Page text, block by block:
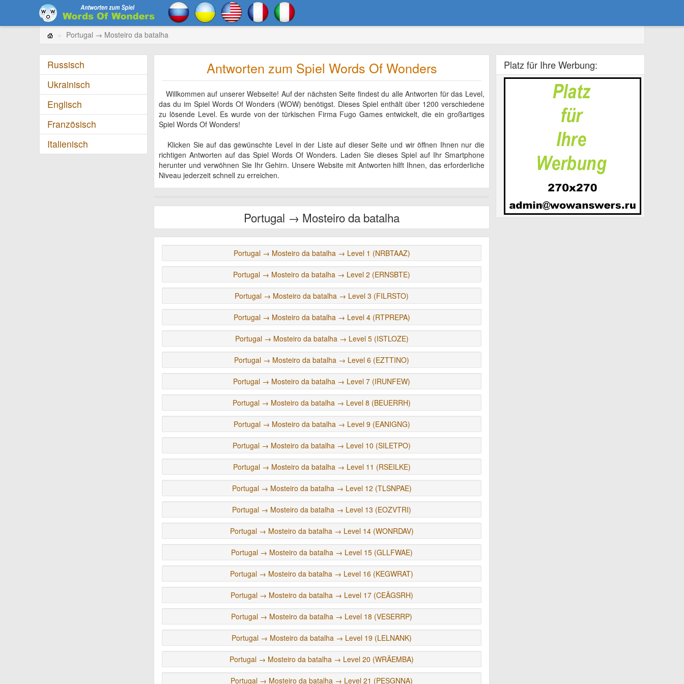
Portugal → Mosteiro da batalha
Antworten zum Spiel Words Of Wonders
Willkommen auf unserer Webseite! Auf der nächsten Seite findest du alle Antworten für das Level,
das du im Spiel Words Of Wonders (WOW) benötigst. Dieses Spiel enthält über 1200 verschiedene
zu lösende Level. Es wurde von der türkischen Firma Fugo Games entwickelt, die ein großartiges
Spiel Words Of Wonders!
Klicken Sie auf das gewünschte Level in der Liste auf dieser Seite und wir öffnen Ihnen nur die
richtigen Antworten auf das Spiel Words Of Wonders. Laden Sie dieses Spiel auf Ihr Smartphone
herunter und verwöhnen Sie Ihr Gehirn. Unsere Website mit Antworten hilft Ihnen, das erforderliche
Niveau jederzeit schnell zu erreichen.
Portugal → Mosteiro da batalha
Portugal → Mosteiro da batalha → Level 1 (NRBTAAZ)
Portugal → Mosteiro da batalha → Level 2 (ERNSBTE)
Portugal → Mosteiro da batalha → Level 3 (FILRSTO)
Portugal → Mosteiro da batalha → Level 4 (RTPREPA)
Portugal → Mosteiro da batalha → Level 5 (ISTLOZE)
Portugal → Mosteiro da batalha → Level 6 (EZTTINO)
Portugal → Mosteiro da batalha → Level 7 (IRUNFEW)
Portugal → Mosteiro da batalha → Level 8 (BEUERRH)
Portugal → Mosteiro da batalha → Level 9 (EANIGNG)
Portugal → Mosteiro da batalha → Level 10 (SILETPO)
Portugal → Mosteiro da batalha → Level 11 (RSEILKE)
Portugal → Mosteiro da batalha → Level 12 (TLSNPAE)
Portugal → Mosteiro da batalha → Level 13 (EOZVTRI)
Portugal → Mosteiro da batalha → Level 14 (WONRDAV)
Portugal → Mosteiro da batalha → Level 15 (GLLFWAE)
Portugal → Mosteiro da batalha → Level 16 (KEGWRAT)
Portugal → Mosteiro da batalha → Level 17 (CEÄGSRH)
Portugal → Mosteiro da batalha → Level 18 (VESERRP)
Portugal → Mosteiro da batalha → Level 19 (LELNANK)
Portugal → Mosteiro da batalha → Level 20 (WRÄEMBA)
Portugal → Mosteiro da batalha → Level 21 (PESGNNA)
Platz für Ihre Werbung:
Russisch
Ukrainisch
Englisch
Französisch
Italienisch